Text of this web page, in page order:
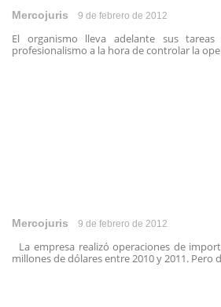
Mercojuris 9 de febrero de 2012
El organismo lleva adelante sus
profesionalismo a la hora de controlar la
Mercojuris 9 de febrero de 2012
La empresa realizó operaciones de
millones de dólares entre 2010 y 2011. Pero